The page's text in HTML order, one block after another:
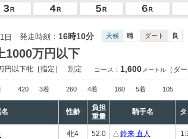
日 発走時刻： 16時10分 天候 晴 ダート 良
1000万円以下
円以下牝［指定］ 別定 コース： 1,600 メートル （ダ
420 3着 260 4着 160 5着 105
性齢
負担
重量
騎手名
牝4 52.0 △鈴来 直人